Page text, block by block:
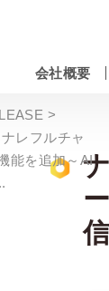
会社概要
>
ナレフルチャ
能を追加～AI